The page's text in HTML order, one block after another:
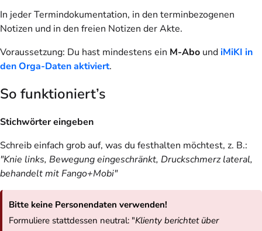
In jeder Termindokumentation, in den terminbezogenen
Notizen und in den freien Notizen der Akte.
Voraussetzung: Du hast mindestens ein M-Abo undiMiKI in
den Orga-Daten aktiviert.
So funktioniert’s
Stichwörter eingeben
Schreib einfach grob auf, was du festhalten möchtest, z. B.:
"Knie links, Bewegung eingeschränkt, Druckschmerz lateral,
behandelt mit Fango+Mobi"
Bitte keine Personendaten verwenden!
Formuliere stattdessen neutral: "Klienty berichtet über